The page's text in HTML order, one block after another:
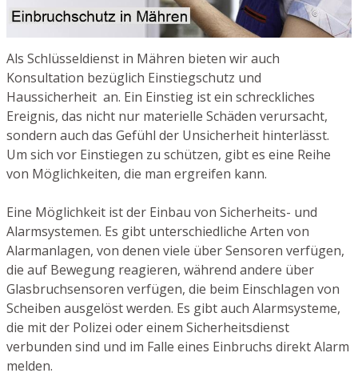
Als Schlüsseldienst in Mähren bieten wir auch
Konsultation bezüglich Einstiegschutz und
Haussicherheit an. Ein Einstieg ist ein schreckliches
Ereignis, das nicht nur materielle Schäden verursacht,
sondern auch das Gefühl der Unsicherheit hinterlässt.
Um sich vor Einstiegen zu schützen, gibt es eine Reihe
von Möglichkeiten, die man ergreifen kann.
Eine Möglichkeit ist der Einbau von Sicherheits- und
Alarmsystemen. Es gibt unterschiedliche Arten von
Alarmanlagen, von denen viele über Sensoren verfügen,
die auf Bewegung reagieren, während andere über
Glasbruchsensoren verfügen, die beim Einschlagen von
Scheiben ausgelöst werden. Es gibt auch Alarmsysteme,
die mit der Polizei oder einem Sicherheitsdienst
verbunden sind und im Falle eines Einbruchs direkt Alarm
melden.